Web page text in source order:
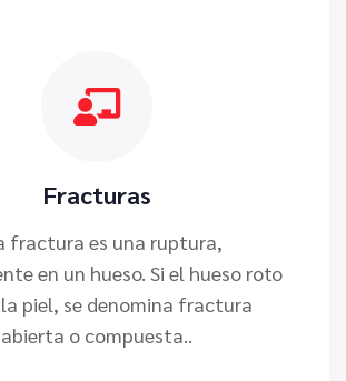
Fracturas
fractura es una ruptura,
en un hueso. Si el hueso roto
piel, se denomina fractura
abierta o compuesta..